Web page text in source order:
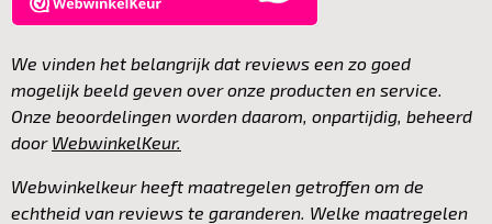
We vinden het belangrijk dat reviews een zo goed
mogelijk beeld geven over onze producten en service.
Onze beoordelingen worden daarom, onpartijdig, beheerd
door WebwinkelKeur.
Webwinkelkeur heeft maatregelen getroffen om de
echtheid van reviews te garanderen. Welke maatregelen